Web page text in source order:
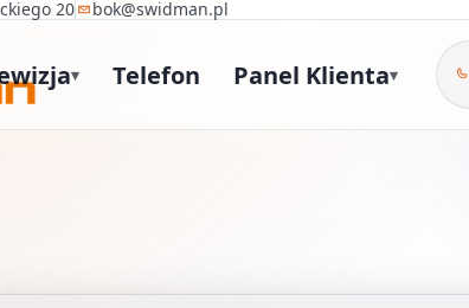
20 bok@swidman.pl
▾ Telefon Panel Klienta▾